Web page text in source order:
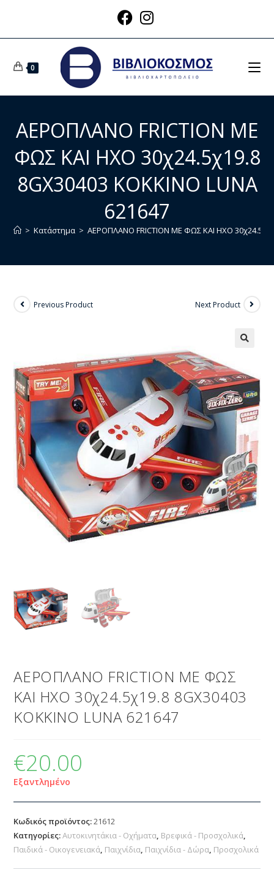
0
ΑΕΡΟΠΛΑΝΟ FRICTION ΜΕ
ΦΩΣ ΚΑΙ ΗΧΟ 30χ24.5χ19.8
8GX30403 ΚΟΚΚΙΝΟ LUNA
621647
> Κατάστημα > ΑΕΡΟΠΛΑΝΟ FRICTION ΜΕ ΦΩΣ ΚΑΙ ΗΧΟ
Previous Product Next Product
ΑΕΡΟΠΛΑΝΟ FRICTION ΜΕ ΦΩΣ
ΚΑΙ ΗΧΟ 30χ24.5χ19.8 8GX30403
ΚΟΚΚΙΝΟ LUNA 621647
€20.00
Εξαντλημένο
Κωδικός προϊόντος:21612
Κατηγορίες:Αυτοκινητάκια - Οχήματα, Βρεφικά - Προσχολικά,
Παιδικά - Οικογενειακά, Παιχνίδια, Παιχνίδια - Δώρα, Προσχολικά